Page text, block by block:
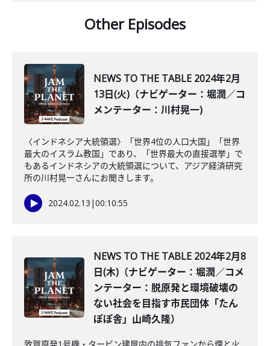
Other Episodes
NEWS TO THE TABLE 2024年2月
13日(火)（ナビゲーター：堀潤／コ
メンテーター：川村晃一)
〈インドネシア大統領選〉「世界4位の人口大国」「世界
最大のイスラム教国」であり、「世界最大の直接選挙」で
もあるインドネシアの大統領選について、アジア経済研究
所の川村晃一さんにお聞きします。
2024.02.13 |00:10:55
NEWS TO THE TABLE 2024年2月8
日(木)（ナビゲーター：堀潤／コメ
ンテーター：脱原発と環境破壊の
ない社会を目指す市民団体「たん
ぽぽ舎」山崎久隆）